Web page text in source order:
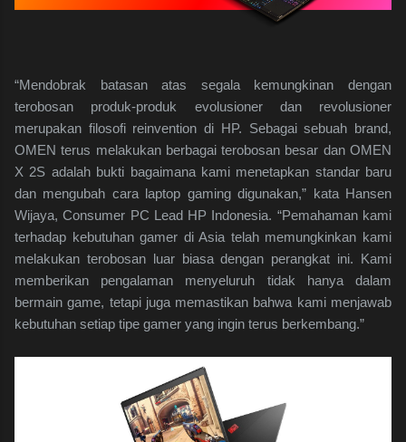
“Mendobrak batasan atas segala kemungkinan dengan
terobosan produk-produk evolusioner dan revolusioner
merupakan filosofi reinvention di HP. Sebagai sebuah brand,
OMEN terus melakukan berbagai terobosan besar dan OMEN
X 2S adalah bukti bagaimana kami menetapkan standar baru
dan mengubah cara laptop gaming digunakan,” kata Hansen
Wijaya, Consumer PC Lead HP Indonesia. “Pemahaman kami
terhadap kebutuhan gamer di Asia telah memungkinkan kami
melakukan terobosan luar biasa dengan perangkat ini. Kami
memberikan pengalaman menyeluruh tidak hanya dalam
bermain game, tetapi juga memastikan bahwa kami menjawab
kebutuhan setiap tipe gamer yang ingin terus berkembang.”